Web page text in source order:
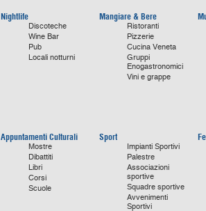
Nightlife
Discoteche
Wine Bar
Pub
Locali notturni
Mangiare & Bere
Ristoranti
Pizzerie
Cucina Veneta
Gruppi
Enogastronomici
Vini e grappe
Appuntamenti Culturali
Mostre
Dibattiti
Libri
Corsi
Scuole
Sport
Impianti Sportivi
Palestre
Associazioni
sportive
Squadre sportive
Avvenimenti
Sportivi